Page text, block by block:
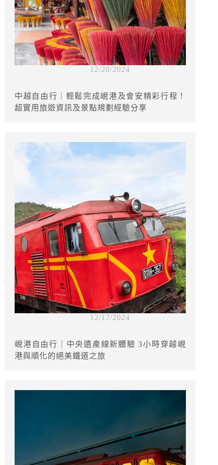
12/20/2024
中越自由行｜輕鬆完成峴港及會安精彩行程！
超實用旅遊資訊及景點規劃經驗分享
12/17/2024
峴港自由行｜中央遺產線新體驗 3小時穿越峴
港與順化的絕美鐵道之旅